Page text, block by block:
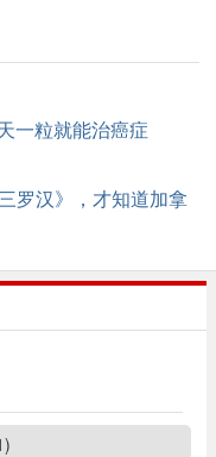
一粒就能治癌症
罗汉》，才知道加拿
)